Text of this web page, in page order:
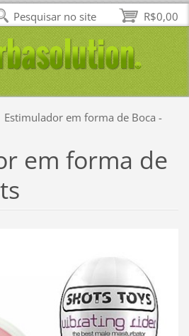
Estimulador em forma de Boca -
em forma de
R$0,00
Pesquisar no site